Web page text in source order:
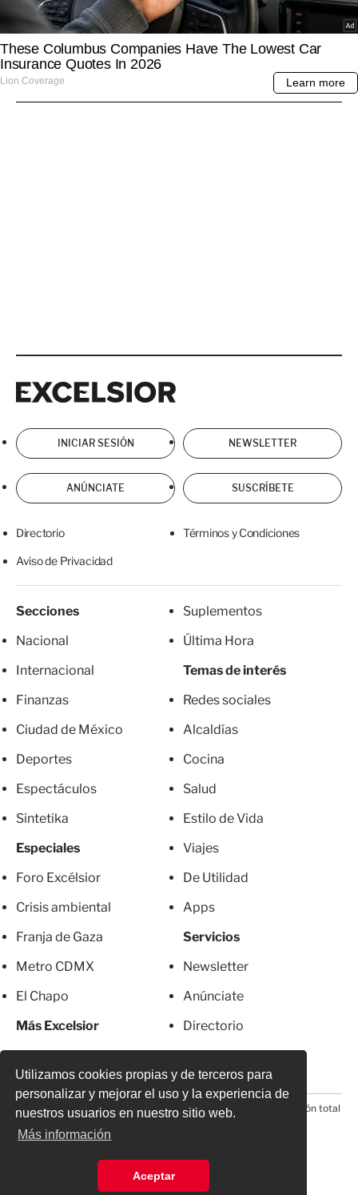
Utilizamos cookies propias y de terceros para
personalizar y mejorar el uso y la experiencia de
nuestros usuarios en nuestro sitio web.
Más información
Aceptar
INICIAR SESIÓN NEWSLETTER
ANÚNCIATE SUSCRÍBETE
Directorio Términos y Condiciones
Aviso de Privacidad
Secciones
Nacional
Internacional
Finanzas
Ciudad de México
Deportes
Espectáculos
Sintetika
Especiales
Foro Excélsior
Crisis ambiental
Franja de Gaza
Metro CDMX
El Chapo
Más Excelsior
Suplementos
Última Hora
Temas de interés
Redes sociales
Alcaldías
Cocina
Salud
Estilo de Vida
Viajes
De Utilidad
Apps
Servicios
Newsletter
Anúnciate
Directorio
© 2026 Todos los derechos reservados. Prohibida la reproducción total
o parcial, incluyendo cualquier medio electrónico*